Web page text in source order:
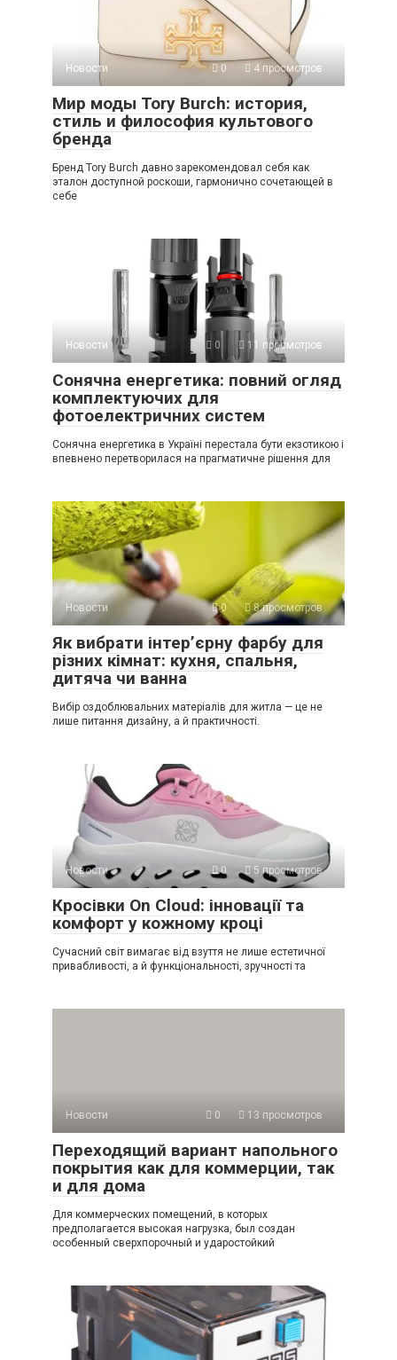
Новости 0 4 просмотров
Мир моды Tory Burch: история,
стиль и философия культового
бренда
Бренд Tory Burch давно зарекомендовал себя как
эталон доступной роскоши, гармонично сочетающей в
себе
Новости 0 11 просмотров
Сонячна енергетика: повний огляд
комплектуючих для
фотоелектричних систем
Сонячна енергетика в Україні перестала бути екзотикою і
впевнено перетворилася на прагматичне рішення для
Новости 0 8 просмотров
Як вибрати інтер’єрну фарбу для
різних кімнат: кухня, спальня,
дитяча чи ванна
Вибір оздоблювальних матеріалів для житла — це не
лише питання дизайну, а й практичності.
Новости 0 5 просмотров
Кросівки On Cloud: інновації та
комфорт у кожному кроці
Сучасний світ вимагає від взуття не лише естетичної
привабливості, а й функціональності, зручності та
Новости 0 13 просмотров
Переходящий вариант напольного
покрытия как для коммерции, так
и для дома
Для коммерческих помещений, в которых
предполагается высокая нагрузка, был создан
особенный сверхпорочный и ударостойкий